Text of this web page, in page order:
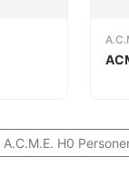
A.C.M.E. H0